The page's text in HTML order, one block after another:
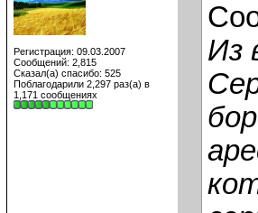
Регистрация: 09.03.2007
Сообщений: 2,815
Сказал(а) спасибо: 525
Поблагодарили 2,297 раз(а) в
1,171 сообщениях
Из